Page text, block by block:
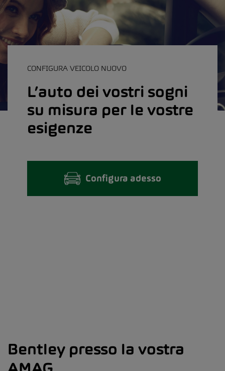
CONFIGURA VEICOLO NUOVO
L’auto dei vostri sogni
su misura per le vostre
esigenze
Configura adesso
Bentley presso la vostra